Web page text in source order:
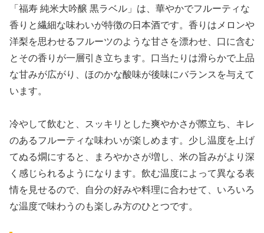
「福寿 純米大吟醸 黒ラベル」は、華やかでフルーティな
香りと繊細な味わいが特徴の日本酒です。香りはメロンや
洋梨を思わせるフルーツのような甘さを漂わせ、口に含む
とその香りが一層引き立ちます。口当たりは滑らかで上品
な甘みが広がり、ほのかな酸味が後味にバランスを与えて
います。
冷やして飲むと、スッキリとした爽やかさが際立ち、キレ
のあるフルーティな味わいが楽しめます。少し温度を上げ
てぬる燗にすると、まろやかさが増し、米の旨みがより深
く感じられるようになります。飲む温度によって異なる表
情を見せるので、自分の好みや料理に合わせて、いろいろ
な温度で味わうのも楽しみ方のひとつです。